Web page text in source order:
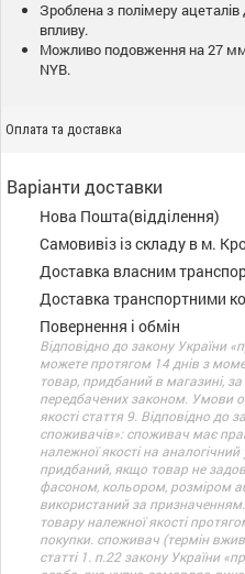
Зроблена з полімеру ацеталів
впливу.
Можливо подовження на 27
NYB.
Оплата та доставка
Варіанти доставки
Нова Пошта(відділення)
Самовивіз із складу в м.
Доставка власним
Доставка транспортними
Повернення і обмін
Відповідно до закону України
можете протягом 14 днів з
товар, придбаний в магазині,
передбачених законом. Умови
якості стаття 9. Відповідно до
споживачів»: споживач має
належної якості на
придбаний, якщо товар не
фасоном, кольором, розміром
використаний за
товару належної якості
покупки. споживач (термін
статті 1. п.22 закону України